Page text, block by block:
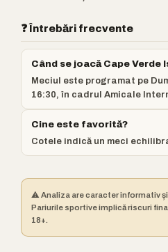
❓ Întrebări frecvente
Când se joacă Cape Verde
Meciul este programat pe
16:30, în cadrul Amicale
Cine este favorită?
Cotele indică un meci
⚠️ Analiza are caracter informativ
Pariurile sportive implică riscuri
18+.